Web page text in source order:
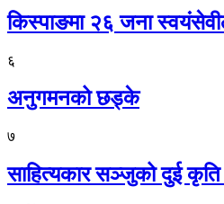
किस्पाङमा २६ जना
६
अनुगमनको छड्के
७
साहित्यकार सञ्जुको दुई कृति